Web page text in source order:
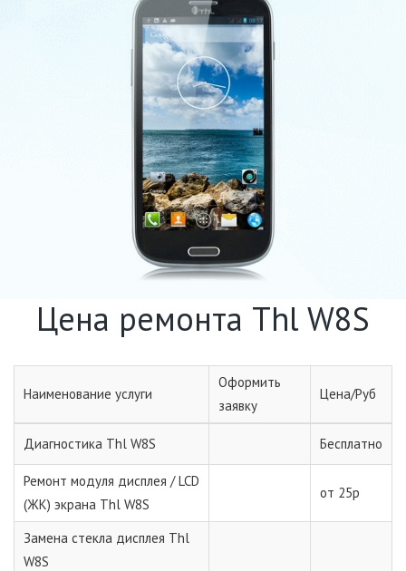
Цена ремонта Thl W8S
Наименование услуги
Оформить
заявку
Цена/Руб
Диагностика Thl W8S Бесплатно
Ремонт модуля дисплея / LCD
(ЖК) экрана Thl W8S
от 25р
Замена стекла дисплея Thl
W8S